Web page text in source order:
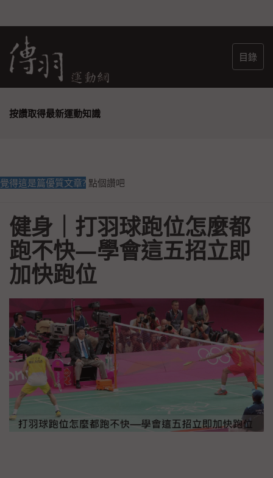
目錄
按讚取得最新運動知識
覺得這是篇優質文章? 點個讚吧
健身｜打羽球跑位怎麼都
跑不快—學會這五招立即
加快跑位